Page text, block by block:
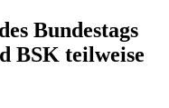
Bundestags
BSK teilweise